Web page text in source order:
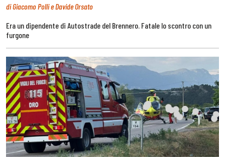
di Giacomo Polli e Davide Orsato
Era un dipendente di Autostrade del Brennero. Fatale lo scontro con un
furgone